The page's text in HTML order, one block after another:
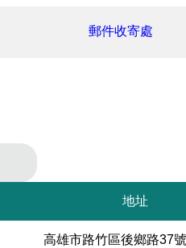
郵件收寄處
地址
高雄市路竹區後鄉路37